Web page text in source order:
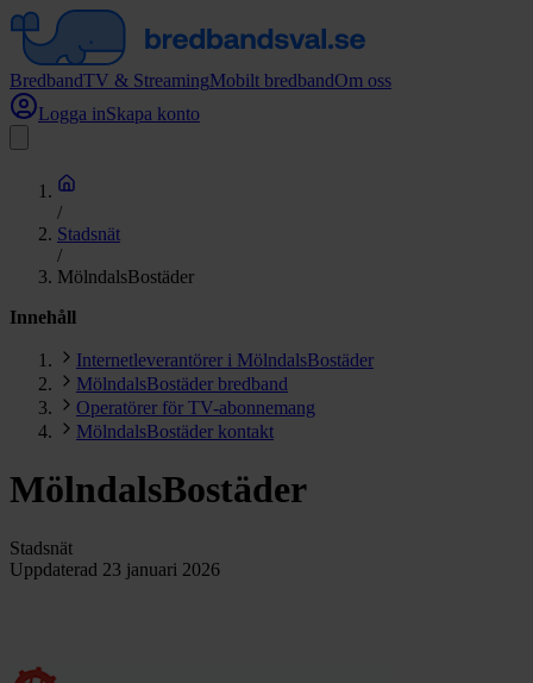
BredbandTV & StreamingMobilt bredbandOm oss
Logga inSkapa konto
/
Stadsnät
/
MölndalsBostäder
Innehåll
Internetleverantörer i MölndalsBostäder
MölndalsBostäder bredband
Operatörer för TV-abonnemang
MölndalsBostäder kontakt
MölndalsBostäder
Stadsnät
Uppdaterad 23 januari 2026